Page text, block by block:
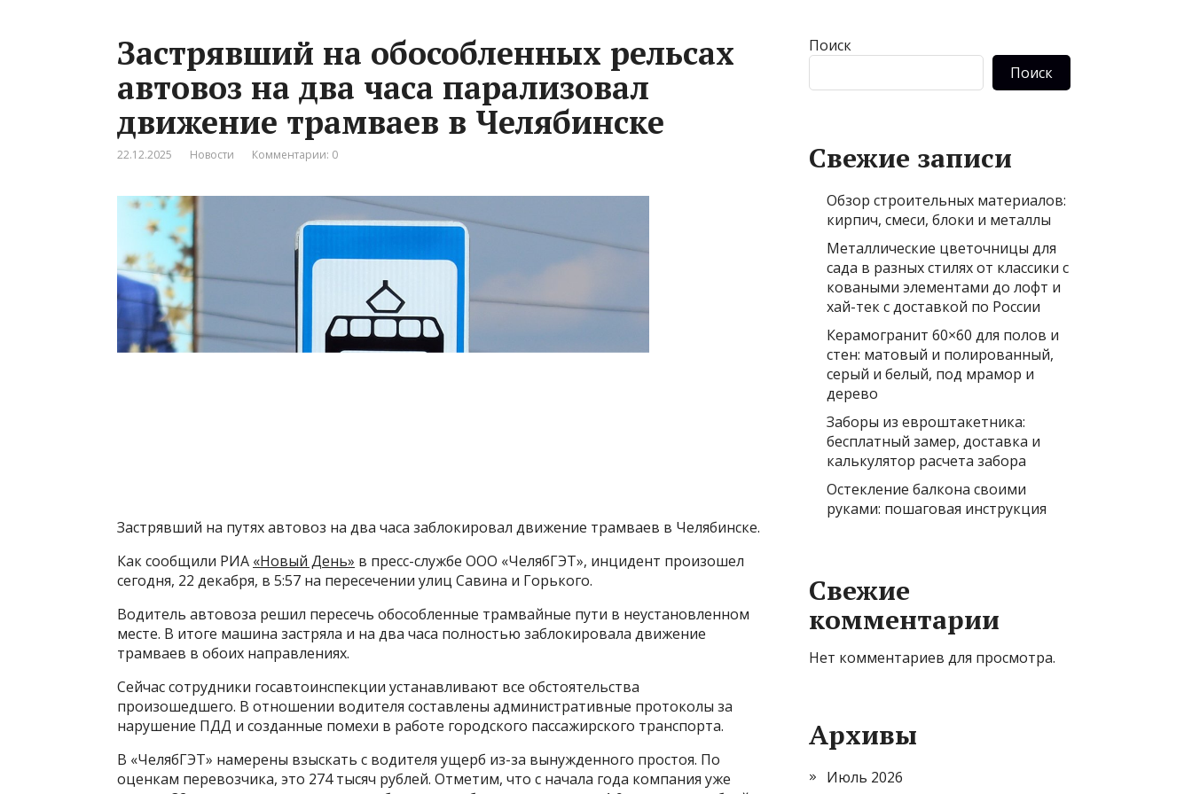
Застрявший на обособленных рельсах
автовоз на два часа парализовал
движение трамваев в Челябинске
22.12.2025 Новости Комментарии: 0
Застрявший на путях автовоз на два часа заблокировал движение трамваев в Челябинске.
Как сообщили РИА «Новый День» в пресс-службе ООО «ЧелябГЭТ», инцидент произошел
сегодня, 22 декабря, в 5:57 на пересечении улиц Савина и Горького.
Водитель автовоза решил пересечь обособленные трамвайные пути в неустановленном
месте. В итоге машина застряла и на два часа полностью заблокировала движение
трамваев в обоих направлениях.
Сейчас сотрудники госавтоинспекции устанавливают все обстоятельства
произошедшего. В отношении водителя составлены административные протоколы за
нарушение ПДД и созданные помехи в работе городского пассажирского транспорта.
В «ЧелябГЭТ» намерены взыскать с водителя ущерб из-за вынужденного простоя. По
оценкам перевозчика, это 274 тысяч рублей. Отметим, что с начала года компания уже
Поиск
Поиск
Свежие записи
Обзор строительных материалов:
кирпич, смеси, блоки и металлы
Металлические цветочницы для
сада в разных стилях от классики с
коваными элементами до лофт и
хай-тек с доставкой по России
Керамогранит 60×60 для полов и
стен: матовый и полированный,
серый и белый, под мрамор и
дерево
Заборы из евроштакетника:
бесплатный замер, доставка и
калькулятор расчета забора
Остекление балкона своими
руками: пошаговая инструкция
Свежие
комментарии
Нет комментариев для просмотра.
Архивы
Июль 2026